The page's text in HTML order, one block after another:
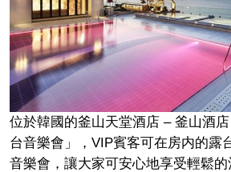
位於韓國的釜山天堂酒店 – 釜山酒
台音樂會」，VIP賓客可在房内的露
音樂會，讓大家可安心地享受輕鬆